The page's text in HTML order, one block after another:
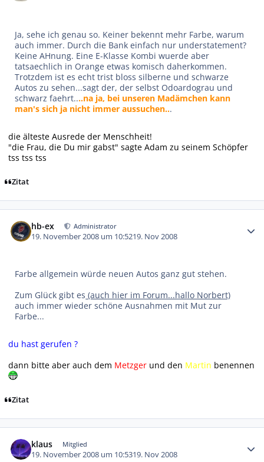
Ja, sehe ich genau so. Keiner bekennt mehr Farbe, warum
auch immer. Durch die Bank einfach nur understatement?
Keine AHnung. Eine E-Klasse Kombi wuerde aber
tatsaechlich in Orange etwas komisch daherkommen.
Trotzdem ist es echt trist bloss silberne und schwarze
Autos zu sehen...sagt der, der selbst Odoardograu und
schwarz faehrt....na ja, bei unseren Madämchen kann
man's sich ja nicht immer aussuchen...
die älteste Ausrede der Menschheit!
"die Frau, die Du mir gabst" sagte Adam zu seinem Schöpfer
tss tss tss
Zitat
hb-ex Administrator
19. November 2008 um 10:5219. Nov 2008
Farbe allgemein würde neuen Autos ganz gut stehen.
Zum Glück gibt es (auch hier im Forum...hallo Norbert)
auch immer wieder schöne Ausnahmen mit Mut zur
Farbe...
du hast gerufen ?
dann bitte aber auch dem Metzger und den Martin benennen
Zitat
klaus Mitglied
19. November 2008 um 10:5319. Nov 2008